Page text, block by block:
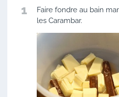
1
Faire fondre au bain
les Carambar.